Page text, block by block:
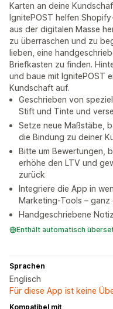
Karten an deine
IgnitePOST helfen
aus der digitalen Masse
zu überraschen und zu
lieben, eine
Briefkasten zu finden.
und baue mit IgnitePOST
Kundschaft auf.
Geschrieben von
Stift und Tinte und
Setze neue Maßstäbe,
die Bindung zu deiner
Bitte um Bewertungen,
erhöhe den LTV und
zurück
Integriere die App in
Marketing-Tools – ganz
Handgeschriebene
Enthält automatisch
Sprachen
Englisch
Für diese App ist keine
Kompatibel mit